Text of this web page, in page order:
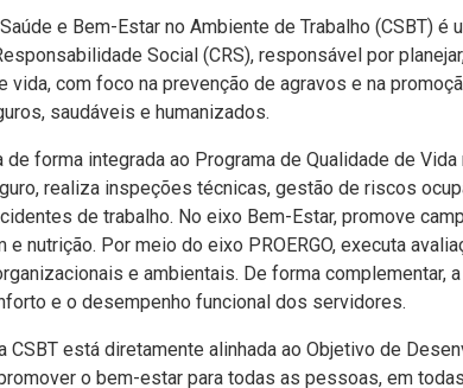
e Bem-Estar no Ambiente de Trabalho (CSBT)
Social (CRS), responsável por
vida, com foco na prevenção de agravos e na
saudáveis e humanizados.
de forma integrada ao Programa de Qualidade de
realiza inspeções técnicas, gestão de riscos
de trabalho. No eixo Bem-Estar, promove
e nutrição. Por meio do eixo PROERGO, executa
e ambientais. De forma complementar,
e o desempenho funcional dos servidores.
CSBT está diretamente alinhada ao Objetivo de
o bem-estar para todas as pessoas, em